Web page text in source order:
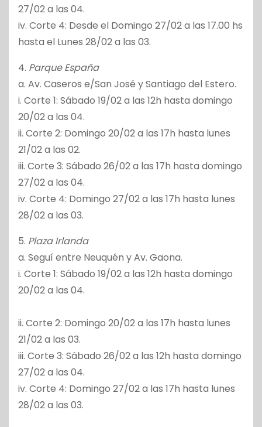
27/02 a las 04.
iv. Corte 4: Desde el Domingo 27/02 a las 17.00 hs
hasta el Lunes 28/02 a las 03.
4. Parque España
a. Av. Caseros e/San José y Santiago del Estero.
i. Corte 1: Sábado 19/02 a las 12h hasta domingo
20/02 a las 04.
ii. Corte 2: Domingo 20/02 a las 17h hasta lunes
21/02 a las 02.
iii. Corte 3: Sábado 26/02 a las 17h hasta domingo
27/02 a las 04.
iv. Corte 4: Domingo 27/02 a las 17h hasta lunes
28/02 a las 03.
5. Plaza Irlanda
a. Seguí entre Neuquén y Av. Gaona.
i. Corte 1: Sábado 19/02 a las 12h hasta domingo
20/02 a las 04.
ii. Corte 2: Domingo 20/02 a las 17h hasta lunes
21/02 a las 03.
iii. Corte 3: Sábado 26/02 a las 12h hasta domingo
27/02 a las 04.
iv. Corte 4: Domingo 27/02 a las 17h hasta lunes
28/02 a las 03.